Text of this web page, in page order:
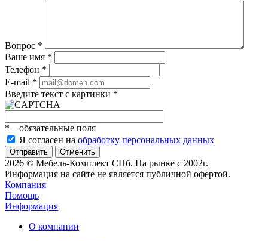
Вопрос *
Ваше имя *
Телефон *
E-mail *
Введите текст с картинки *
* – обязательные поля
Я согласен на обработку персональных данных
Отменить
2026 © Мебель-Комплект СПб. На рынке с 2002г.
Информация на сайте не является публичной офертой.
Компания
Помощь
Информация
О компании